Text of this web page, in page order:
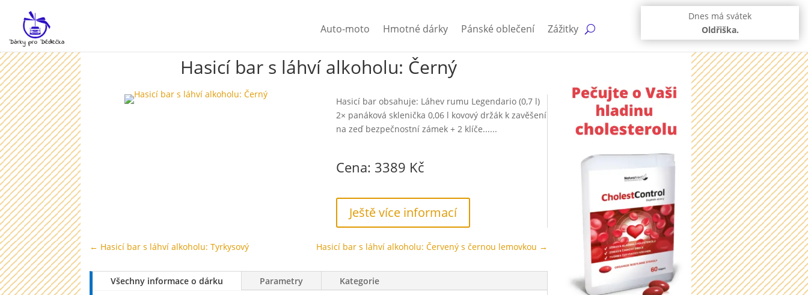
Auto-moto Hmotné dárky Pánské oblečení Zážitky
Dnes má svátek
Oldřiška.
Hasicí bar s láhví alkoholu: Černý
Hasicí bar obsahuje: Láhev rumu Legendario (0,7 l)
2× panáková sklenička 0,06 l kovový držák k zavěšení
na zeď bezpečnostní zámek + 2 klíče......
Cena: 3389 Kč
Ještě více informací
← Hasicí bar s láhví alkoholu: Tyrkysový Hasicí bar s láhví alkoholu: Červený s černou lemovkou →
Všechny informace o dárku Parametry Kategorie